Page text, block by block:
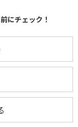
にチェック！